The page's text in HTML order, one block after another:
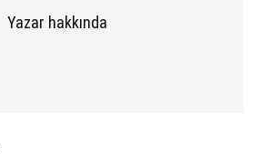
Yazar hakkında